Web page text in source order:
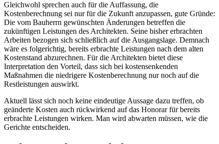
Gleichwohl sprechen auch für die Auffassung, die
Kostenberechnung sei nur für die Zukunft anzupassen, gute Gründe:
Die vom Bauherrn gewünschten Änderungen betreffen die
zukünftigen Leistungen des Architekten. Seine bisher erbrachten
Arbeiten bezogen sich schließlich auf die Ausgangslage. Demnach
wäre es folgerichtig, bereits erbrachte Leistungen nach dem alten
Kostenstand abzurechnen. Für die Architekten bietet diese
Interpretation den Vorteil, dass sich bei kostensenkenden
Maßnahmen die niedrigere Kostenberechnung nur noch auf die
Restleistungen auswirkt.
Aktuell lässt sich noch keine eindeutige Aussage dazu treffen, ob
geänderte Kosten auch rückwirkend auf das Honorar für bereits
erbrachte Leistungen wirken. Man wird abwarten müssen, wie die
Gerichte entscheiden.